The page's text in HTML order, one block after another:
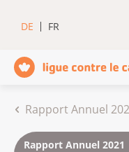
DE FR
Rapport Annuel
Rapport Annuel 2021